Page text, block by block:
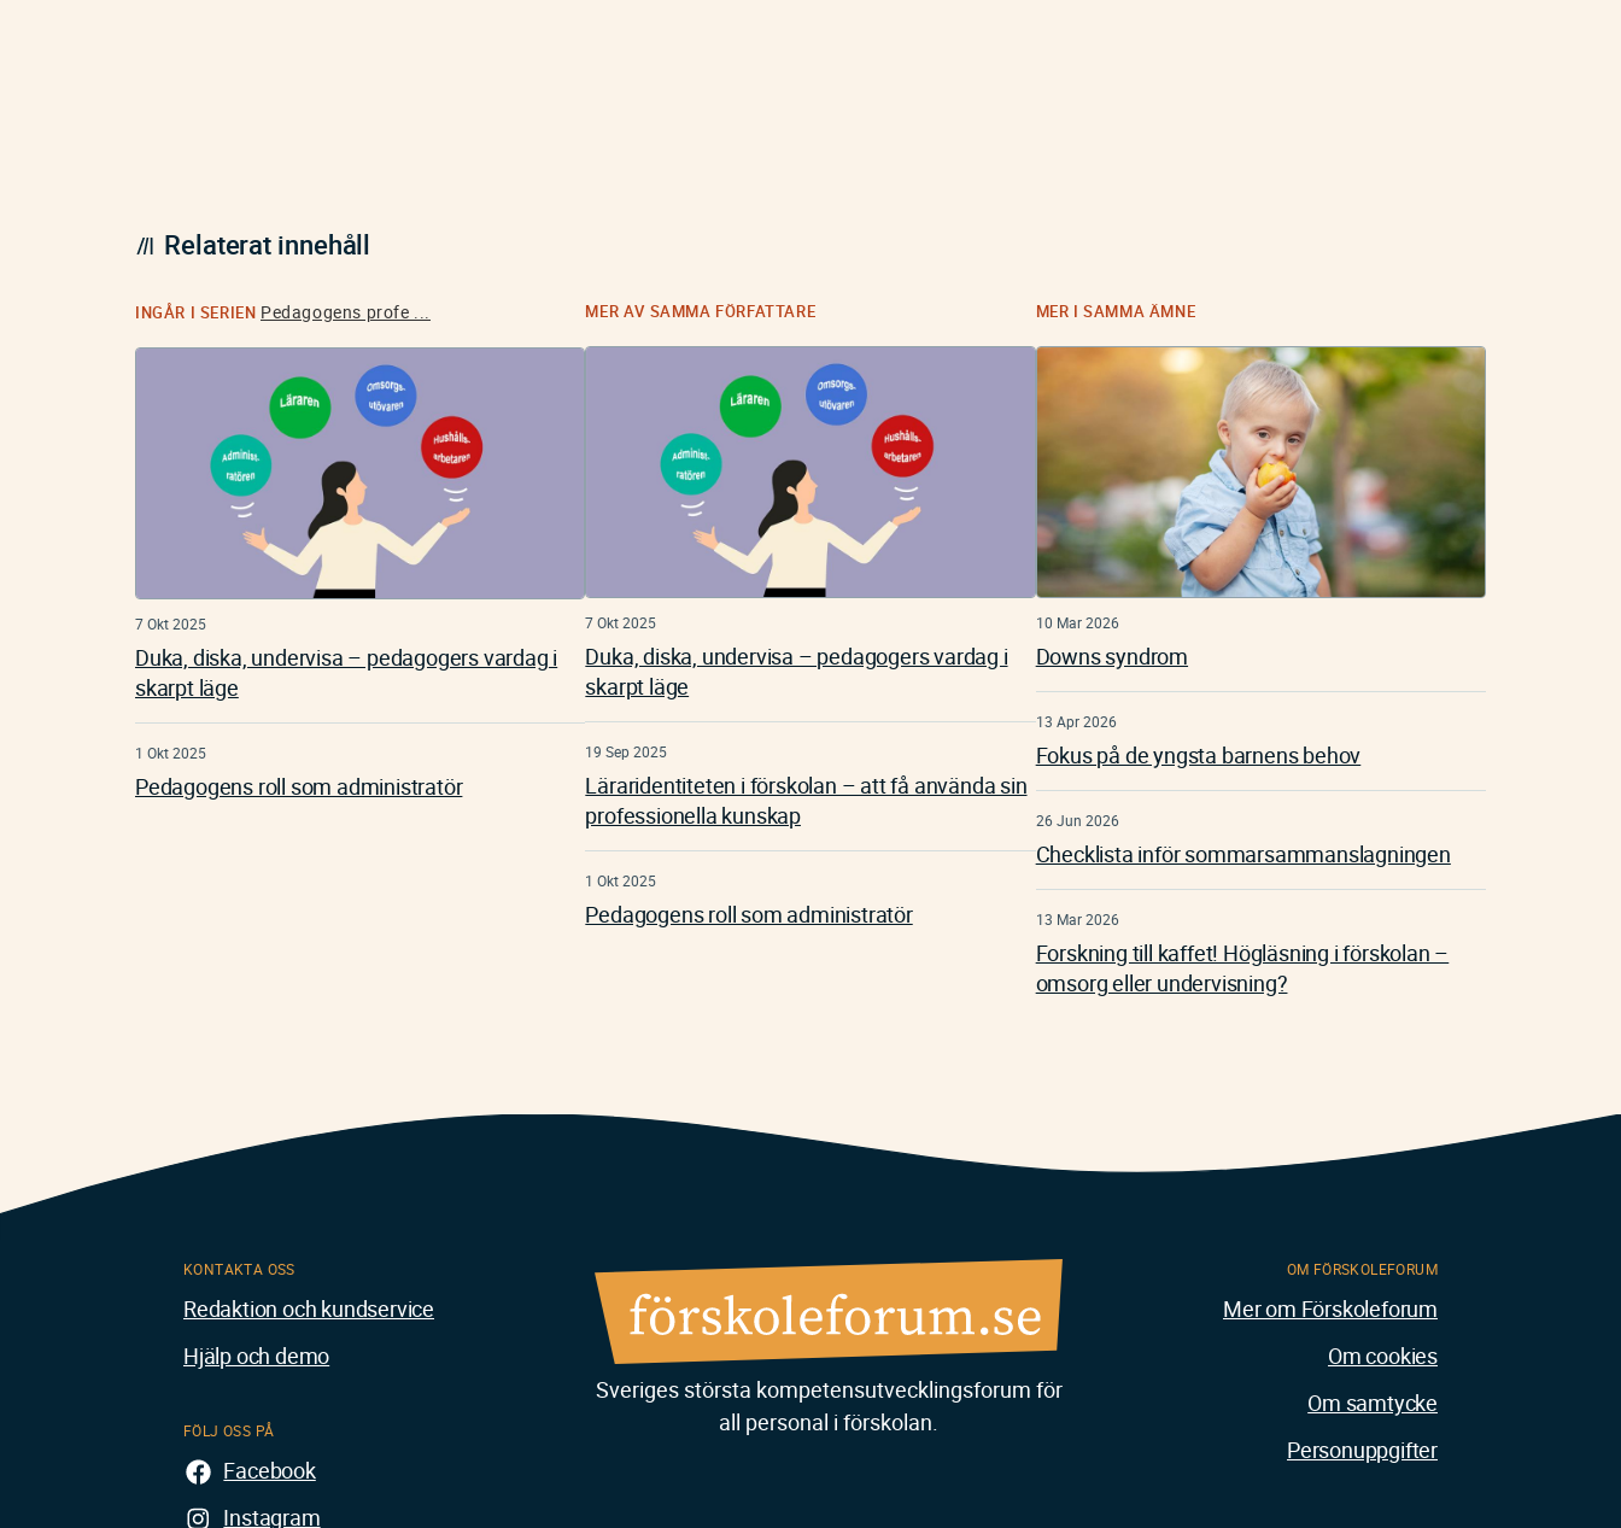
Relaterat innehåll
INGÅR I SERIEN Pedagogens profe ...
7 Okt 2025
Duka, diska, undervisa – pedagogers vardag i
skarpt läge
1 Okt 2025
Pedagogens roll som administratör
MER AV SAMMA FÖRFATTARE
7 Okt 2025
Duka, diska, undervisa – pedagogers vardag i
skarpt läge
19 Sep 2025
Läraridentiteten i förskolan – att få använda sin
professionella kunskap
1 Okt 2025
Pedagogens roll som administratör
MER I SAMMA ÄMNE
10 Mar 2026
Downs syndrom
13 Apr 2026
Fokus på de yngsta barnens behov
26 Jun 2026
Checklista inför sommarsammanslagningen
13 Mar 2026
Forskning till kaffet! Högläsning i förskolan –
omsorg eller undervisning?
Sveriges största kompetensutvecklingsforum för
all personal i förskolan.
KONTAKTA OSS
Redaktion och kundservice
Hjälp och demo
FÖLJ OSS PÅ
Facebook
Instagram
OM FÖRSKOLEFORUM
Mer om Förskoleforum
Om cookies
Om samtycke
Personuppgifter